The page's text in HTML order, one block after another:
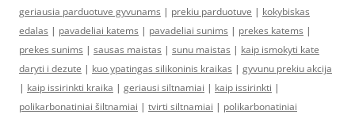
geriausia parduotuve gyvunams | prekiu parduotuve | kokybiskas
edalas | pavadeliai katems | pavadeliai sunims | prekes katems |
prekes sunims | sausas maistas | sunu maistas | kaip ismokyti kate
daryti i dezute | kuo ypatingas silikoninis kraikas | gyvunu prekiu akcija
| kaip issirinkti kraika | geriausi siltnamiai | kaip issirinkti |
polikarbonatiniai šiltnamiai | tvirti siltnamiai | polikarbonatiniai